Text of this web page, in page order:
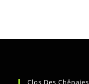
Clos Des Chênaies